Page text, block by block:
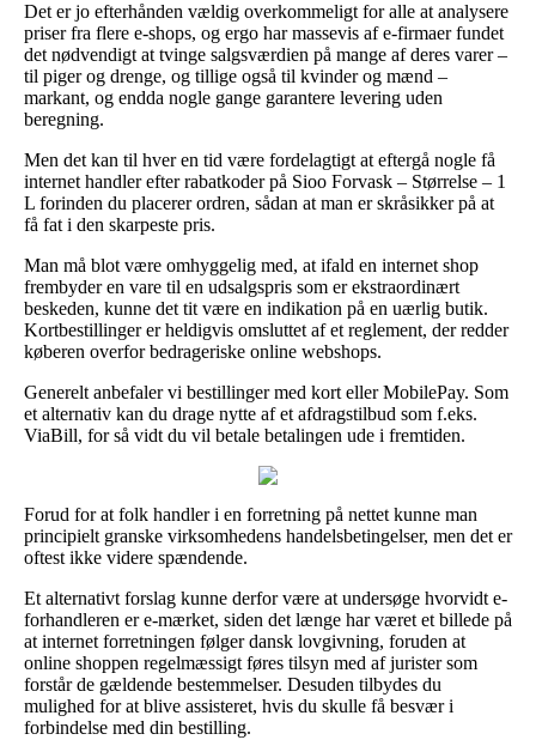
Det er jo efterhånden vældig overkommeligt for alle at analysere
priser fra flere e-shops, og ergo har massevis af e-firmaer fundet
det nødvendigt at tvinge salgsværdien på mange af deres varer –
til piger og drenge, og tillige også til kvinder og mænd –
markant, og endda nogle gange garantere levering uden
beregning.
Men det kan til hver en tid være fordelagtigt at eftergå nogle få
internet handler efter rabatkoder på Sioo Forvask – Størrelse – 1
L forinden du placerer ordren, sådan at man er skråsikker på at
få fat i den skarpeste pris.
Man må blot være omhyggelig med, at ifald en internet shop
frembyder en vare til en udsalgspris som er ekstraordinært
beskeden, kunne det tit være en indikation på en uærlig butik.
Kortbestillinger er heldigvis omsluttet af et reglement, der redder
køberen overfor bedrageriske online webshops.
Generelt anbefaler vi bestillinger med kort eller MobilePay. Som
et alternativ kan du drage nytte af et afdragstilbud som f.eks.
ViaBill, for så vidt du vil betale betalingen ude i fremtiden.
Forud for at folk handler i en forretning på nettet kunne man
principielt granske virksomhedens handelsbetingelser, men det er
oftest ikke videre spændende.
Et alternativt forslag kunne derfor være at undersøge hvorvidt e-
forhandleren er e-mærket, siden det længe har været et billede på
at internet forretningen følger dansk lovgivning, foruden at
online shoppen regelmæssigt føres tilsyn med af jurister som
forstår de gældende bestemmelser. Desuden tilbydes du
mulighed for at blive assisteret, hvis du skulle få besvær i
forbindelse med din bestilling.